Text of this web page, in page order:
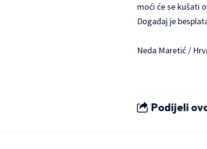
moći će se kušati
Događaj je
Neda Maretić /
Podijeli